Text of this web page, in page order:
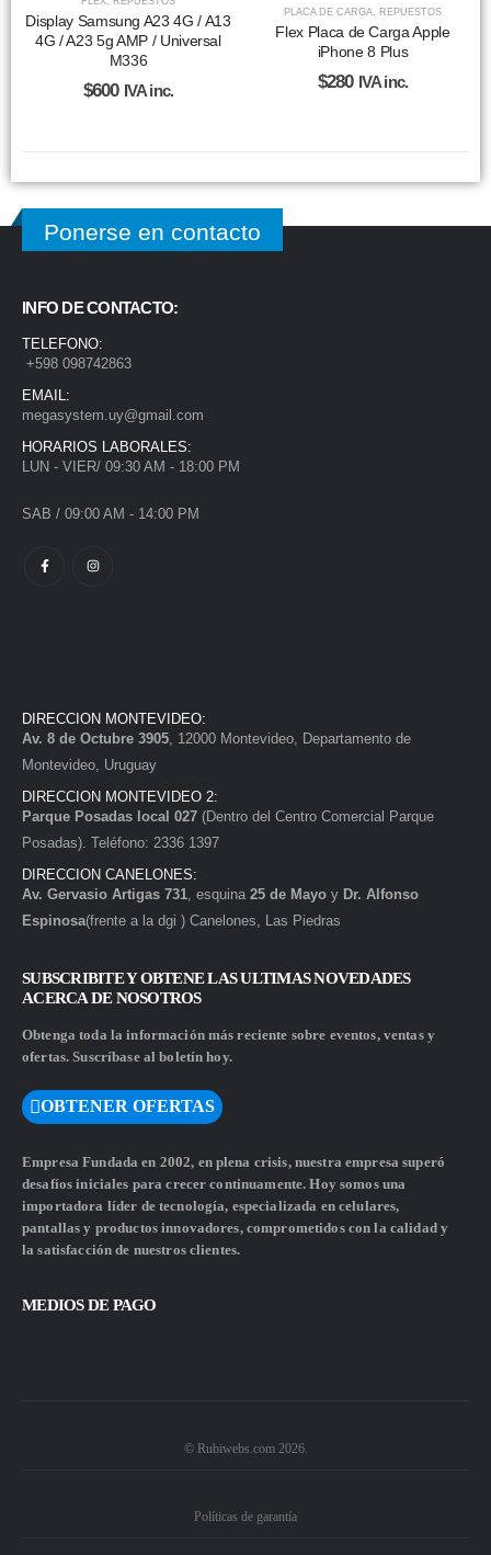
Display Samsung A23 4G / A13
4G / A23 5g AMP / Universal
M336
$600 IVA inc.
PLACA DE CARGA REPUESTOS
Flex Placa de Carga Apple
iPhone 8 Plus
$280 IVA inc.
Ponerse en contacto
INFO DE CONTACTO:
TELEFONO:
+598 098742863
EMAIL:
megasystem.uy@gmail.com
HORARIOS LABORALES:
LUN - VIER/ 09:30 AM - 18:00 PM
SAB / 09:00 AM - 14:00 PM
DIRECCION MONTEVIDEO:
Av. 8 de Octubre 3905 , 12000 Montevideo, Departamento de
Montevideo, Uruguay
DIRECCION MONTEVIDEO 2:
Parque Posadas local 027 (Dentro del Centro Comercial Parque
Posadas). Teléfono: 2336 1397
DIRECCION CANELONES:
Av. Gervasio Artigas 731 , esquina 25 de Mayo y Dr. Alfonso
Espinosa(frente a la dgi ) Canelones, Las Piedras
SUBSCRIBITE Y OBTENE LAS ULTIMAS NOVEDADES
ACERCA DE NOSOTROS
Obtenga toda la información más reciente sobre eventos, ventas y
ofertas. Suscríbase al boletín hoy.
OBTENER OFERTAS
Empresa Fundada en 2002, en plena crisis, nuestra empresa superó
desafíos iniciales para crecer continuamente. Hoy somos una
importadora líder de tecnología, especializada en celulares,
pantallas y productos innovadores, comprometidos con la calidad y
la satisfacción de nuestros clientes.
MEDIOS DE PAGO
© Rubiwebs.com 2026.
Políticas de garantía